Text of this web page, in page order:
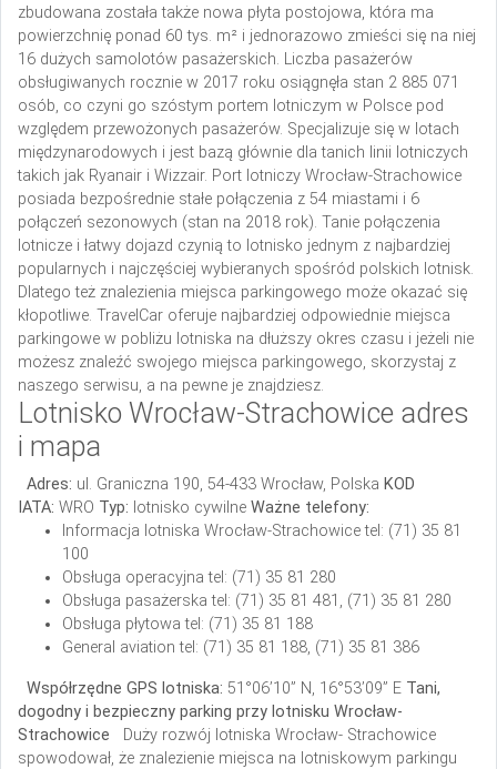
zbudowana została także nowa płyta postojowa, która ma
powierzchnię ponad 60 tys. m² i jednorazowo zmieści się na niej
16 dużych samolotów pasażerskich. Liczba pasażerów
obsługiwanych rocznie w 2017 roku osiągnęła stan 2 885 071
osób, co czyni go szóstym portem lotniczym w Polsce pod
względem przewożonych pasażerów. Specjalizuje się w lotach
międzynarodowych i jest bazą głównie dla tanich linii lotniczych
takich jak Ryanair i Wizzair. Port lotniczy Wrocław-Strachowice
posiada bezpośrednie stałe połączenia z 54 miastami i 6
połączeń sezonowych (stan na 2018 rok). Tanie połączenia
lotnicze i łatwy dojazd czynią to lotnisko jednym z najbardziej
popularnych i najczęściej wybieranych spośród polskich lotnisk.
Dlatego też znalezienia miejsca parkingowego może okazać się
kłopotliwe. TravelCar oferuje najbardziej odpowiednie miejsca
parkingowe w pobliżu lotniska na dłuższy okres czasu i jeżeli nie
możesz znaleźć swojego miejsca parkingowego, skorzystaj z
naszego serwisu, a na pewne je znajdziesz.
Lotnisko Wrocław-Strachowice adres
i mapa
Adres: ul. Graniczna 190, 54-433 Wrocław, Polska KOD
IATA: WRO Typ: lotnisko cywilne Ważne telefony:
Informacja lotniska Wrocław-Strachowice tel: (71) 35 81
100
Obsługa operacyjna tel: (71) 35 81 280
Obsługa pasażerska tel: (71) 35 81 481, (71) 35 81 280
Obsługa płytowa tel: (71) 35 81 188
General aviation tel: (71) 35 81 188, (71) 35 81 386
Współrzędne GPS lotniska: 51°06’10” N, 16°53’09” E Tani,
dogodny i bezpieczny parking przy lotnisku Wrocław-
Strachowice
Duży rozwój lotniska Wrocław- Strachowice
spowodował, że znalezienie miejsca na lotniskowym parkingu